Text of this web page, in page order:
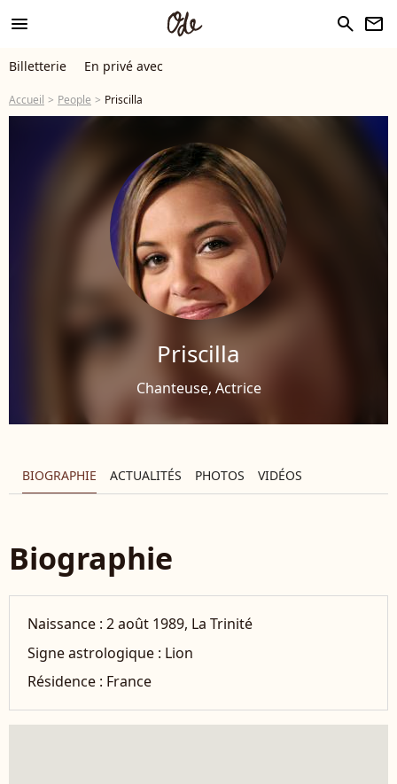
menu search newsletter
Billetterie En privé avec
Accueil People Priscilla
Priscilla
Chanteuse, Actrice
BIOGRAPHIE ACTUALITÉS PHOTOS VIDÉOS
Biographie
Naissance :2 août 1989, La Trinité
Signe astrologique : Lion
Résidence : France